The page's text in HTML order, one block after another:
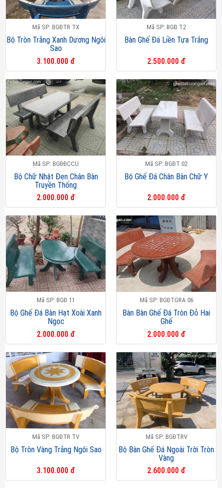
Mã SP: BGĐTR TX
Bộ Tròn Trắng Xanh Dương Ngôi
Sao
3.100.000 đ
Mã SP: BGĐ T2
Bàn Ghế Đá Liền Tựa Trắng
2.500.000 đ
Mã SP: BGĐĐCCU
Bộ Chữ Nhật Đen Chân Bàn
Truyền Thống
2.000.000 đ
Mã SP: BGĐT 02
Bộ Ghế Đá Chân Bàn Chữ Y
2.000.000 đ
Mã SP: BGĐ 11
Bộ Ghế Đá Bàn Hạt Xoài Xanh
Ngọc
2.000.000 đ
Mã SP: BGĐTGRA 06
Bàn Bàn Ghế Đá Tròn Đỏ Hai
Ghế
2.000.000 đ
Mã SP: BGĐTR TV
Bộ Tròn Vàng Trắng Ngôi Sao
3.100.000 đ
Mã SP: BGĐTRV
Bộ Bàn Ghế Đá Ngoài Trời Tròn
Vàng
2.600.000 đ